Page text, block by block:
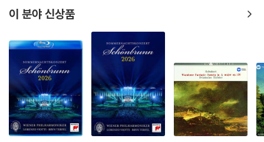
lin Sonatas Nos. 5 "S
이 분야 신상품